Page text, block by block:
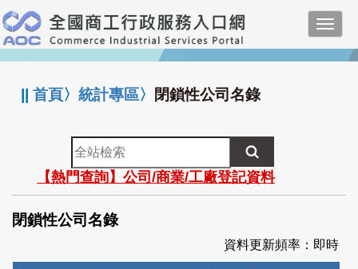
跳
到
主
要
:::
||首頁〉統計專區〉 閉鎖性公司名錄
全
站
檢
索
【熱門查詢】公司/商業/工廠登記資料
閉鎖性公司名錄
資料更新頻率：即時